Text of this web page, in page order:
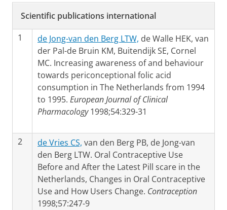
Scientific publications international
1
de Jong-van den Berg LTW, de Walle HEK, van
der Pal-de Bruin KM, Buitendijk SE, Cornel
MC. Increasing awareness of and behaviour
towards periconceptional folic acid
consumption in The Netherlands from 1994
to 1995. European Journal of Clinical
Pharmacology1998;54:329-31
2 de Vries CS, van den Berg PB, de Jong-van
den Berg LTW. Oral Contraceptive Use
Before and After the Latest Pill scare in the
Netherlands, Changes in Oral Contraceptive
Use and How Users Change. Contraception
1998;57:247-9